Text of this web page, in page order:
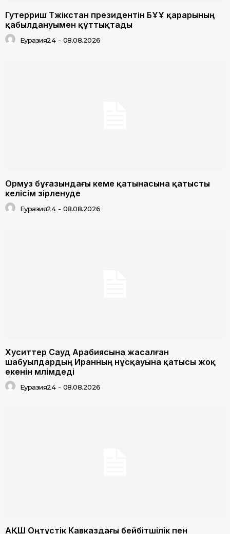
Гутерриш Тәжікстан президентін БҰҰ қарарының
қабылдануымен құттықтады
Еуразия24 - 08.08.2026
Ормуз бұғазындағы кеме қатынасына қатысты
келісім әзірленуде
Еуразия24 - 08.08.2026
Хуситтер Сауд Арабиясына жасалған
шабуылдардың Иранның нұсқауына қатысы жоқ
екенін мәлімдеді
Еуразия24 - 08.08.2026
АҚШ Оңтүстік Кавказдағы бейбітшілік пен